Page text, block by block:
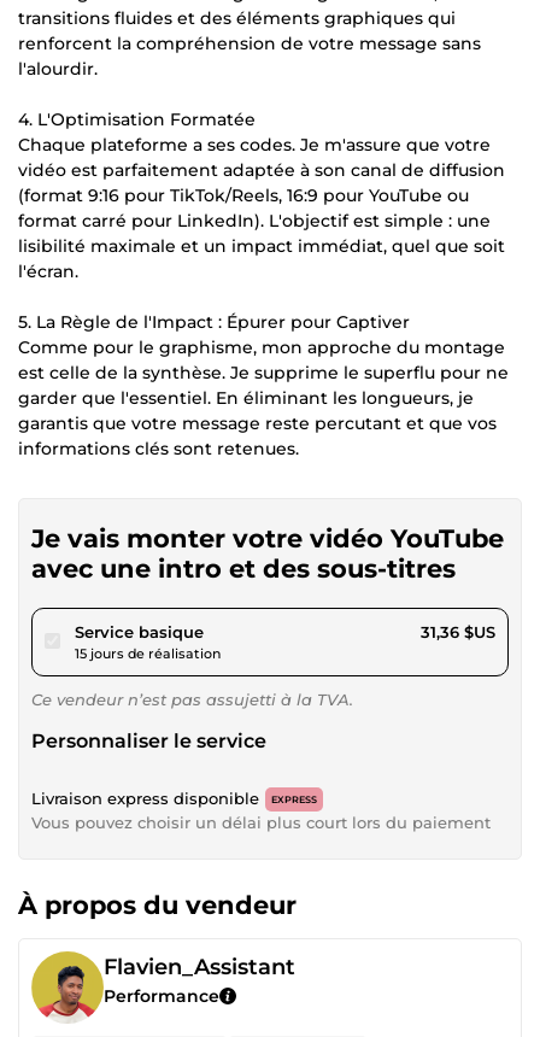
transitions fluides et des éléments graphiques qui
renforcent la compréhension de votre message sans
l'alourdir.
4. L'Optimisation Formatée
Chaque plateforme a ses codes. Je m'assure que votre
vidéo est parfaitement adaptée à son canal de diffusion
(format 9:16 pour TikTok/Reels, 16:9 pour YouTube ou
format carré pour LinkedIn). L'objectif est simple : une
lisibilité maximale et un impact immédiat, quel que soit
l'écran.
5. La Règle de l'Impact : Épurer pour Captiver
Comme pour le graphisme, mon approche du montage
est celle de la synthèse. Je supprime le superflu pour ne
garder que l'essentiel. En éliminant les longueurs, je
garantis que votre message reste percutant et que vos
informations clés sont retenues.
Je vais monter votre vidéo YouTube
avec une intro et des sous-titres
Service basiquepour 28,90 $US
15 jours de réalisation
31,36 $US
Ce vendeur n’est pas assujetti à la TVA.
Personnaliser le service
Livraison express disponible EXPRESS
Vous pouvez choisir un délai plus court lors du paiement
À propos du vendeur
Flavien_Assistant
Performance